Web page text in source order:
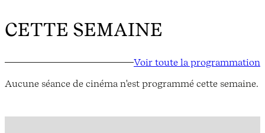
CETTE SEMAINE
Voir toute la programmation
Aucune séance de cinéma n'est programmé cette semaine.